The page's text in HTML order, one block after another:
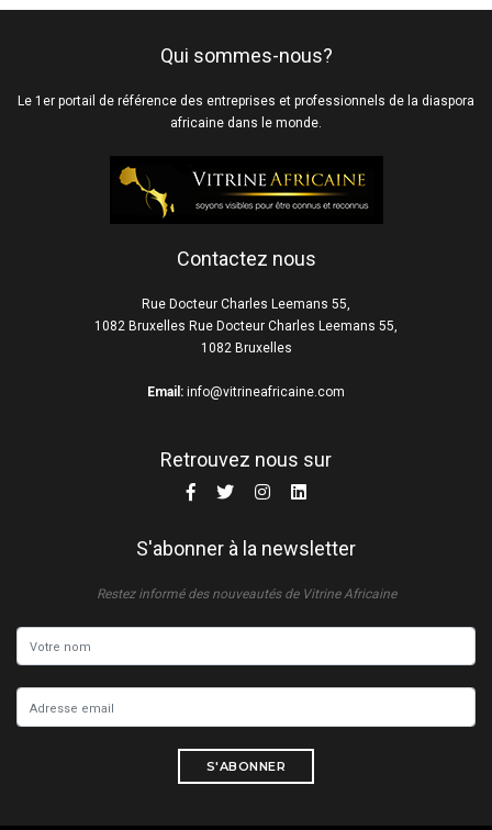
Qui sommes-nous?
Le 1er portail de référence des entreprises et professionnels de la diaspora
africaine dans le monde.
Contactez nous
Rue Docteur Charles Leemans 55,
1082 Bruxelles Rue Docteur Charles Leemans 55,
1082 Bruxelles
Email: info@vitrineafricaine.com
Retrouvez nous sur
S'abonner à la newsletter
Restez informé des nouveautés de Vitrine Africaine
S'ABONNER